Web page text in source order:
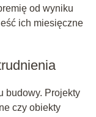
od wyniku
ich miesięczne
budowy. Projekty
czy obiekty